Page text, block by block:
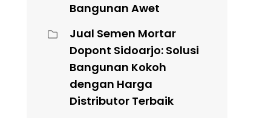
Bangunan Awet
Jual Semen Mortar
Dopont Sidoarjo: Solusi
Bangunan Kokoh
dengan Harga
Distributor Terbaik